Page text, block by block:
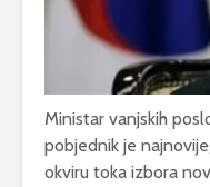
Ministar vanjskih
pobjednik je
okviru toka izbora